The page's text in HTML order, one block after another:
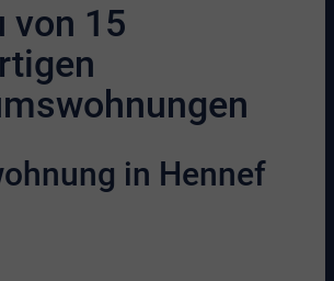
von 15
in Hennef